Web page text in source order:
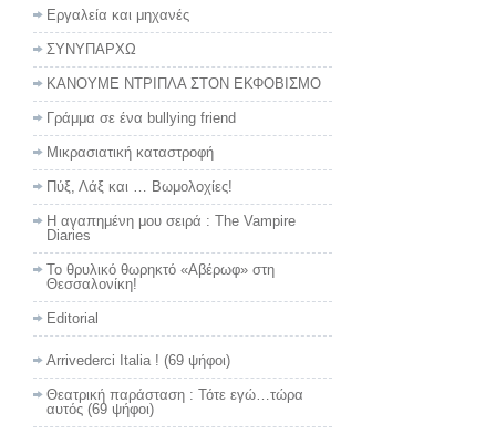
Εργαλεία και μηχανές
ΣΥΝΥΠΑΡΧΩ
ΚΑΝΟΥΜΕ ΝΤΡΙΠΛΑ ΣΤΟΝ ΕΚΦΟΒΙΣΜΟ
Γράμμα σε ένα bullying friend
Μικρασιατική καταστροφή
Πύξ, Λάξ και … Βωμολοχίες!
Η αγαπημένη μου σειρά : The Vampire
Diaries
Το θρυλικό θωρηκτό «Αβέρωφ» στη
Θεσσαλονίκη!
Editorial
Arrivederci Italia ! (69 ψήφοι)
Θεατρική παράσταση : Τότε εγώ…τώρα
αυτός (69 ψήφοι)